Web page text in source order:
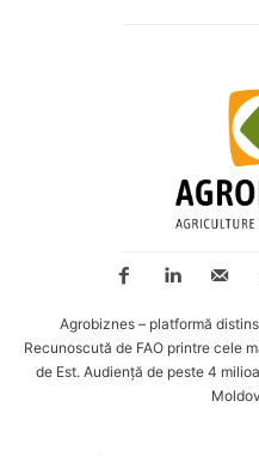
Agrobiznes – platformă
Recunoscută de FAO printre cele
de Est. Audiență de peste 4